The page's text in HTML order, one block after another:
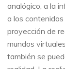
analógico, a la
a los
proyección de
mundos
también se